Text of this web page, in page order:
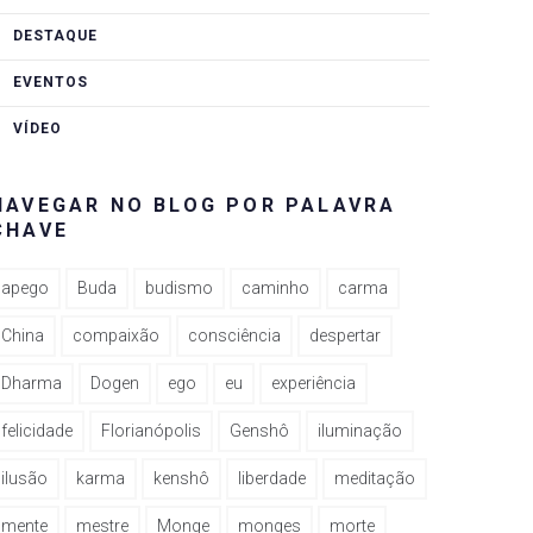
DESTAQUE
EVENTOS
VÍDEO
NO BLOG POR PALAVRA
apego Buda budismo caminho carma
China compaixão consciência despertar
Dharma Dogen ego eu experiência
felicidade Florianópolis Genshô iluminação
ilusão karma kenshô liberdade meditação
mente mestre Monge monges morte